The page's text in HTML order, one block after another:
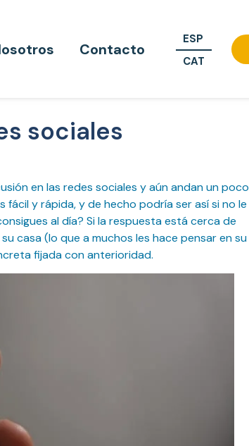
Contacto
ESP
CAT
sociales
en las redes sociales y aún andan un poco
y rápida, y de hecho podría ser así si no le
al día? Si la respuesta está cerca de
casa (lo que a muchos les hace pensar en su
fijada con anterioridad.